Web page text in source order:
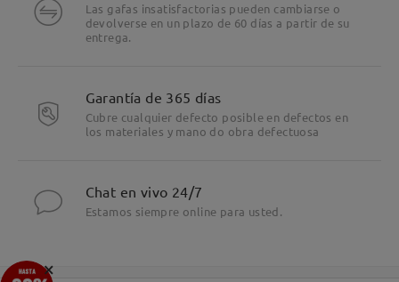
Las gafas insatisfactorias pueden cambiarse o
devolverse en un plazo de 60 días a partir de su
entrega.
Garantía de 365 días
Cubre cualquier defecto posible en defectos en
los materiales y mano do obra defectuosa
Chat en vivo 24/7
Estamos siempre online para usted.
×